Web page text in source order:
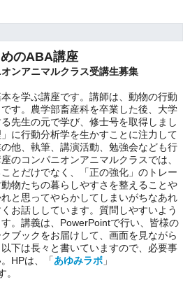
のABA講座
ンアニマルクラス受講生募集
を学ぶ講座です。講師は、動物の行動
す。農学部畜産科を卒業した後、大学
先生の元で学び、修士号を取得しまし
に行動分析学を生かすことに注力して
他、執筆、講演活動、勉強会なども行
のコンパニオンアニマルクラスでは、
とだけでなく、「正の強化」のトレー
物たちの暮らしやすさを整えることや
と思ってやらかしてしまいがちなあれ
お話ししています。質問しやすいよう
。講義は、PowerPointで行い、皆様の
ブックをお届けして、画面を見ながら
下は長々と書いていますので、必要事
HPは、「あゆみラボ 」
。